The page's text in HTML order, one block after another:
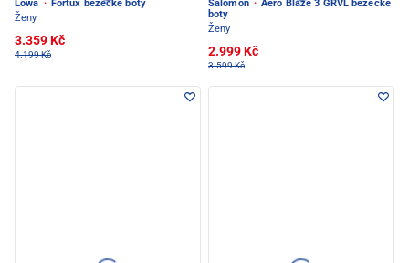
Lowa · Fortux běžecké boty
Ženy
3.359 Kč
4.199 Kč
Salomon · Aero Blaze 3 GRVL běžecké
boty
Ženy
2.999 Kč
3.599 Kč